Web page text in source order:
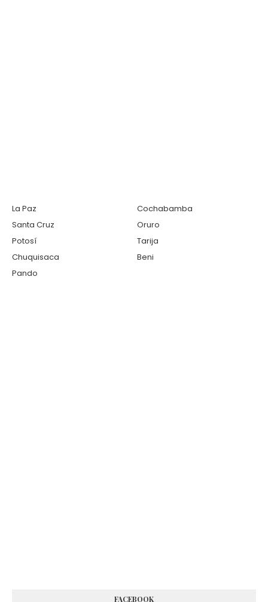
La Paz
Cochabamba
Santa Cruz
Oruro
Potosí
Tarija
Chuquisaca
Beni
Pando
FACEBOOK